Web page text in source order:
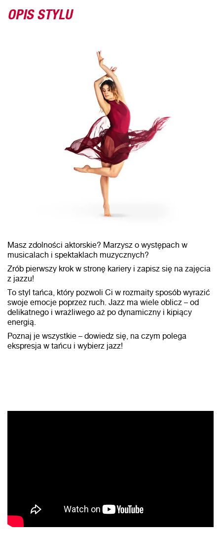
OPIS STYLU
Masz zdolności aktorskie? Marzysz o występach w
musicalach i spektaklach muzycznych?
Zrób pierwszy krok w stronę kariery i zapisz się na zajęcia
z jazzu!
To styl tańca, który pozwoli Ci w rozmaity sposób wyrazić
swoje emocje poprzez ruch. Jazz ma wiele oblicz – od
delikatnego i wrażliwego aż po dynamiczny i kipiący
energią.
Poznaj je wszystkie – dowiedz się, na czym polega
ekspresja w tańcu i wybierz jazz!